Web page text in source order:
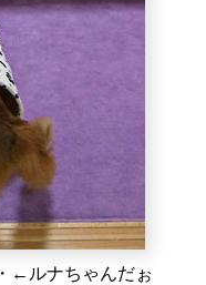
←ルナちゃんだぉ